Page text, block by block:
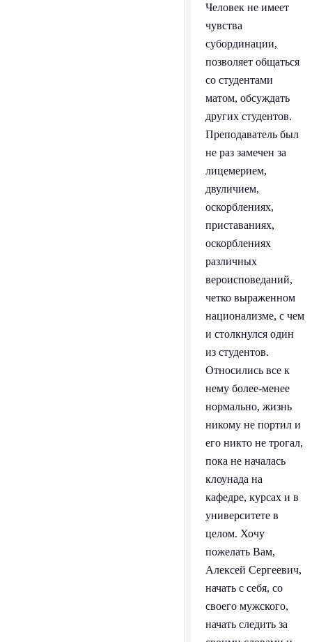
Человек не имеет
чувства
субординации,
позволяет общаться
со студентами
матом, обсуждать
других студентов.
Преподаватель был
не раз замечен за
лицемерием,
двуличием,
оскорблениях,
приставаниях,
оскорблениях
различных
вероисповеданий,
четко выраженном
национализме, с чем
и столкнулся один
из студентов.
Относились все к
нему более-менее
нормально, жизнь
никому не портил и
его никто не трогал,
пока не началась
клоунада на
кафедре, курсах и в
университете в
целом. Хочу
пожелать Вам,
Алексей Сергеевич,
начать с себя, со
своего мужского,
начать следить за